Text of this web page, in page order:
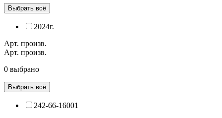
Выбрать всё
2024г.
Арт. произв.
Арт. произв.
0 выбрано
Выбрать всё
242-66-16001